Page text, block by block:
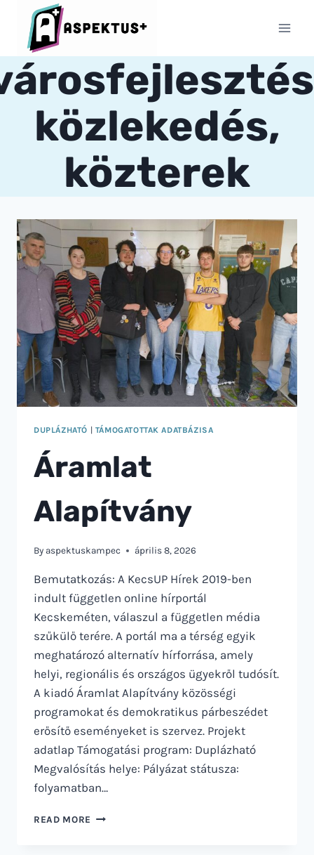
content
közlekedés,
közterek
DUPLÁZHATÓ | TÁMOGATOTTAK ADATBÁZISA
Áramlat
Alapítvány
By aspektuskampec április 8, 2026
Bemutatkozás: A KecsUP Hírek 2019-ben
indult független online hírportál
Kecskeméten, válaszul a független média
szűkülő terére. A portál ma a térség egyik
meghatározó alternatív hírforrása, amely
helyi, regionális és országos ügyekről tudósít.
A kiadó Áramlat Alapítvány közösségi
programokat és demokratikus párbeszédet
erősítő eseményeket is szervez. Projekt
adatlap Támogatási program: Duplázható
Megvalósítás helye: Pályázat státusza:
folyamatban…
READ MORE ÁRAMLAT